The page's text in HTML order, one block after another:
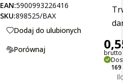
EAN:5900993226416
SKU:898525/BAX
Dodaj do ulubionych
Porównaj
brutto